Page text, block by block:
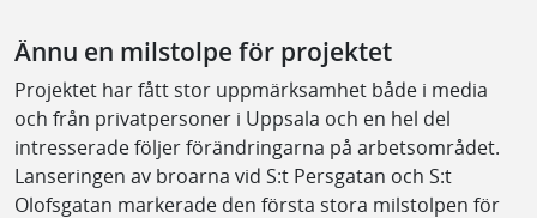
Ännu en milstolpe för projektet
Projektet har fått stor uppmärksamhet både i media
och från privatpersoner i Uppsala och en hel del
intresserade följer förändringarna på arbetsområdet.
Lanseringen av broarna vid S:t Persgatan och S:t
Olofsgatan markerade den första stora milstolpen för